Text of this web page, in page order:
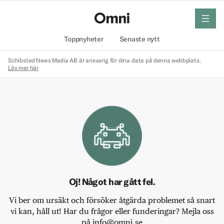
Toppnyheter Senaste nytt
meny
Schibsted News Media AB är ansvarig för dina data på denna webbplats.
Läs mer här
Oj! Något har gått fel.
Vi ber om ursäkt och försöker åtgärda problemet så snart
vi kan, håll ut! Har du frågor eller funderingar? Mejla oss